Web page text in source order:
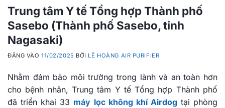
Trung tâm Y tế Tổng hợp Thành phố
Sasebo (Thành phố Sasebo, tỉnh
Nagasaki)
ĐĂNG VÀO11/02/2025 BỞI LÊ HOÀNG AIR PURIFIER
Nhằm đảm bảo môi trường trong lành và an toàn hơn
cho bệnh nhân, Trung tâm Y tế Tổng hợp Thành phố
đã triển khai 33 máy lọc không khí Airdogtại phòng